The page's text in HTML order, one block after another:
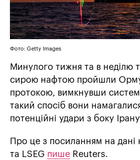
Фото: Getty Images
Минулого тижня та в неділю
сирою нафтою пройшли
протокою, вимкнувши
такий спосіб вони
потенційні удари з боку
Про це з посиланням на дані
та LSEG пише Reuters.